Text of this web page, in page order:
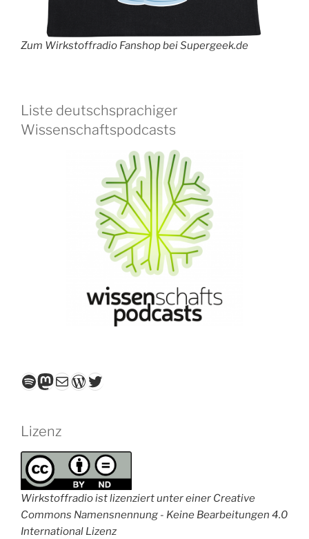
Zum Wirkstoffradio Fanshop bei Supergeek.de
Liste deutschsprachiger
Wissenschaftspodcasts
Spotify
Mastodon
E-MailWordPress
Twitter
Lizenz
Wirkstoffradio ist lizenziert unter einer Creative
Commons Namensnennung - Keine Bearbeitungen 4.0
International Lizenz